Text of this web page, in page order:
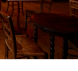
покинула пост
компании